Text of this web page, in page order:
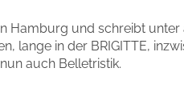
Hamburg und schreibt unter
lange in der BRIGITTE,
auch Belletristik.